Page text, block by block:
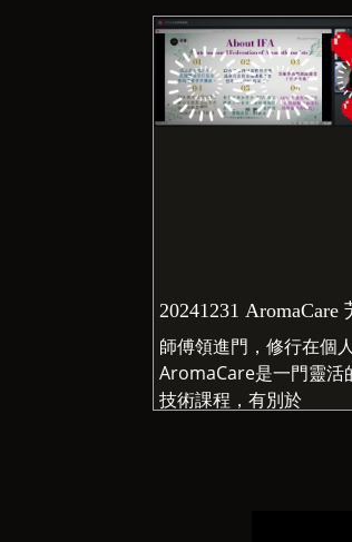
「漏」？
明明上完廁所，過沒幾
尿？
產後腹部總是鬆垮垮、
結：
https://forms.gle/
Th8a69A
20241231
師傅領進門，修行在個
AromaCare是一門靈活
技術課程，有別於